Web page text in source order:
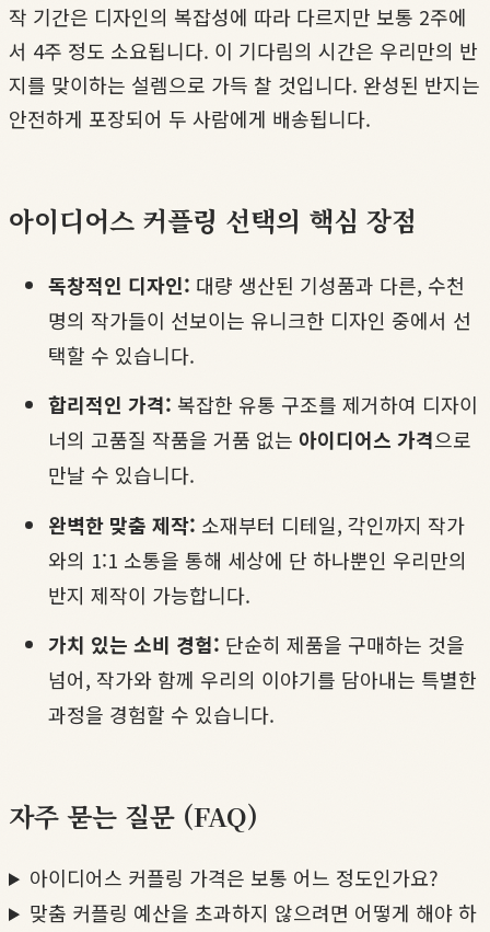
작 기간은 디자인의 복잡성에 따라 다르지만 보통 2주에
서 4주 정도 소요됩니다. 이 기다림의 시간은 우리만의 반
지를 맞이하는 설렘으로 가득 찰 것입니다. 완성된 반지는
안전하게 포장되어 두 사람에게 배송됩니다.
아이디어스 커플링 선택의 핵심 장점
독창적인 디자인: 대량 생산된 기성품과 다른, 수천
명의 작가들이 선보이는 유니크한 디자인 중에서 선
택할 수 있습니다.
합리적인 가격: 복잡한 유통 구조를 제거하여 디자이
너의 고품질 작품을 거품 없는 아이디어스 가격으로
만날 수 있습니다.
완벽한 맞춤 제작: 소재부터 디테일, 각인까지 작가
와의 1:1 소통을 통해 세상에 단 하나뿐인 우리만의
반지 제작이 가능합니다.
가치 있는 소비 경험: 단순히 제품을 구매하는 것을
넘어, 작가와 함께 우리의 이야기를 담아내는 특별한
과정을 경험할 수 있습니다.
자주 묻는 질문 (FAQ)
아이디어스 커플링 가격은 보통 어느 정도인가요?
맞춤 커플링 예산을 초과하지 않으려면 어떻게 해야 하